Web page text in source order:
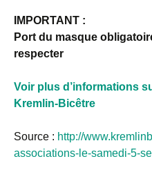
IMPORTANT :
Port du masque
respecter
Voir plus d’informations
Kremlin-Bicêtre
Source : http://
associations-le-samedi-5-